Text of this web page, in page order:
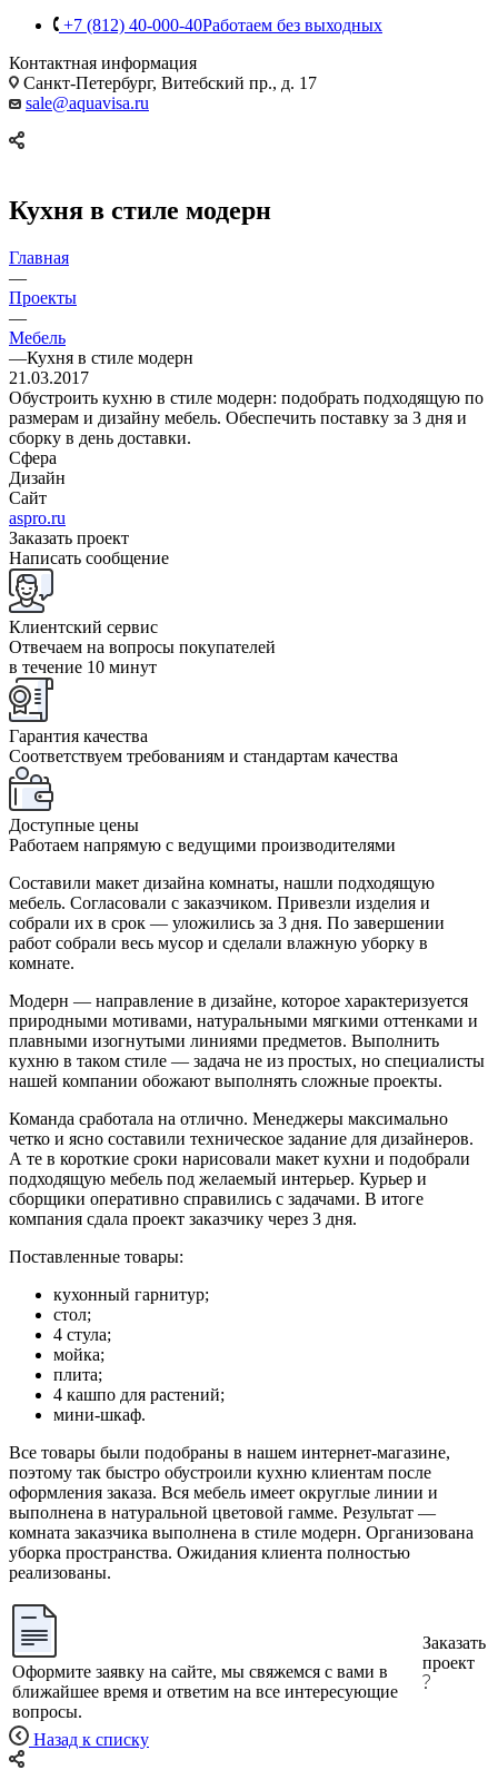
+7 (812) 40-000-40Работаем без выходных
Контактная информация
Санкт-Петербург, Витебский пр., д. 17
sale@aquavisa.ru
Кухня в стиле модерн
Главная
—
Проекты
—
Мебель
—Кухня в стиле модерн
21.03.2017
Обустроить кухню в стиле модерн: подобрать подходящую по
размерам и дизайну мебель. Обеспечить поставку за 3 дня и
сборку в день доставки.
Сфера
Дизайн
Сайт
aspro.ru
Заказать проект
Написать сообщение
Клиентский сервис
Отвечаем на вопросы покупателей
в течение 10 минут
Гарантия качества
Соответствуем требованиям и стандартам качества
Доступные цены
Работаем напрямую с ведущими производителями
Составили макет дизайна комнаты, нашли подходящую
мебель. Согласовали с заказчиком. Привезли изделия и
собрали их в срок — уложились за 3 дня. По завершении
работ собрали весь мусор и сделали влажную уборку в
комнате.
Модерн — направление в дизайне, которое характеризуется
природными мотивами, натуральными мягкими оттенками и
плавными изогнутыми линиями предметов. Выполнить
кухню в таком стиле — задача не из простых, но специалисты
нашей компании обожают выполнять сложные проекты.
Команда сработала на отлично. Менеджеры максимально
четко и ясно составили техническое задание для дизайнеров.
А те в короткие сроки нарисовали макет кухни и подобрали
подходящую мебель под желаемый интерьер. Курьер и
сборщики оперативно справились с задачами. В итоге
компания сдала проект заказчику через 3 дня.
Поставленные товары:
кухонный гарнитур;
стол;
4 стула;
мойка;
плита;
4 кашпо для растений;
мини-шкаф.
Все товары были подобраны в нашем интернет-магазине,
поэтому так быстро обустроили кухню клиентам после
оформления заказа. Вся мебель имеет округлые линии и
выполнена в натуральной цветовой гамме. Результат —
комната заказчика выполнена в стиле модерн. Организована
уборка пространства. Ожидания клиента полностью
реализованы.
Оформите заявку на сайте, мы свяжемся с вами в
ближайшее время и ответим на все интересующие
вопросы.
Заказать
проект
Назад к списку